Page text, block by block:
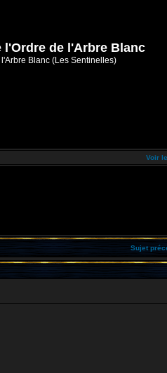
l'Ordre de l'Arbre Blanc
Blanc (Les Sentinelles)
Voir
Sujet